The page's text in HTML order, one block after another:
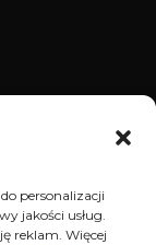
personalizacji
jakości usług.
reklam. Więcej